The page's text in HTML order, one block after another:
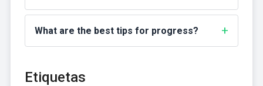
What are the best tips for progress?
Etiquetas